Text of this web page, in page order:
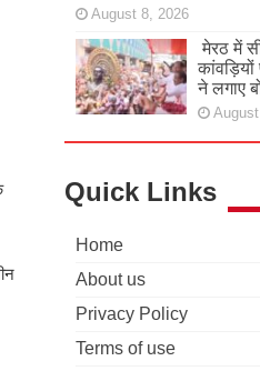
August 8, 2026
मेरठ में
कांवड़ियों
ने लगाए
Quick Links
Home
About us
Privacy Policy
Terms of use